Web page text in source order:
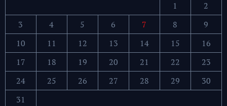
1
2
3
4 5 6 7 8
9
10
11 12 13 14 15
16
17
18 19 20 21 22
23
24
25 26 27 28 29
30
31